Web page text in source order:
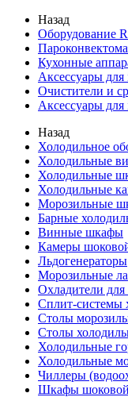
Назад
Оборудование
Кухонные
Аксессуары
Очистители и
Аксессуары
Назад
Холодильное
Холодильные
Холодильные
Холодильные
Морозильные
Барные
Винные шкафы
Камеры
Льдогенераторы
Морозильные
Охладители для
Сплит-системы
Столы
Столы
Холодильные
Холодильные
Чиллеры
Шкафы шоковой